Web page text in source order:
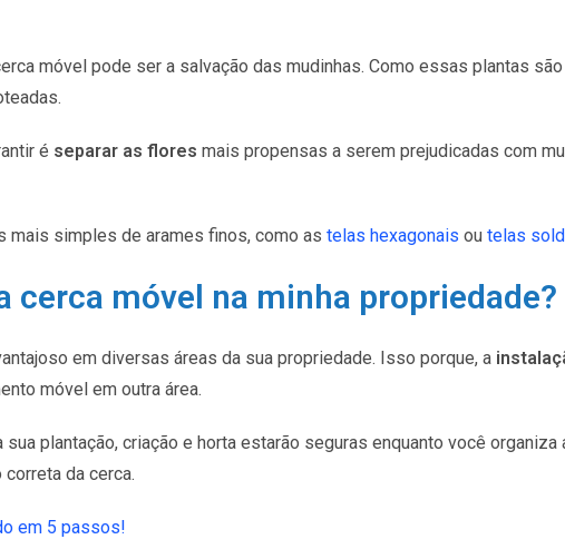
móvel pode ser a salvação das mudinhas. Como essas plantas
é separar as flores mais propensas a serem prejudicadas com
simples de arames finos, como as telas hexagonais ou telas
cerca móvel na minha propriedade?
em diversas áreas da sua propriedade. Isso porque, a
móvel em outra área.
plantação, criação e horta estarão seguras enquanto você
da cerca.
em 5 passos!